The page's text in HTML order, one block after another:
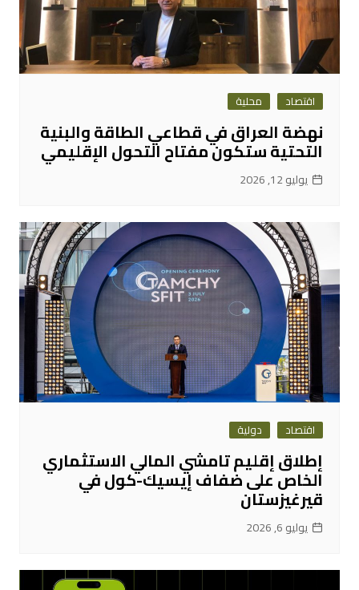
اقتصاد محلية
نهضة العراق في قطاعي الطاقة والبنية
التحتية ستكون مفتاح التحول الإقليمي
يوليو 12, 2026
اقتصاد دولية
إطلاق إقليم تامشي المالي الاستثماري
الخاص على ضفاف إيسيك-كول في
قيرغيزستان
يوليو 6, 2026